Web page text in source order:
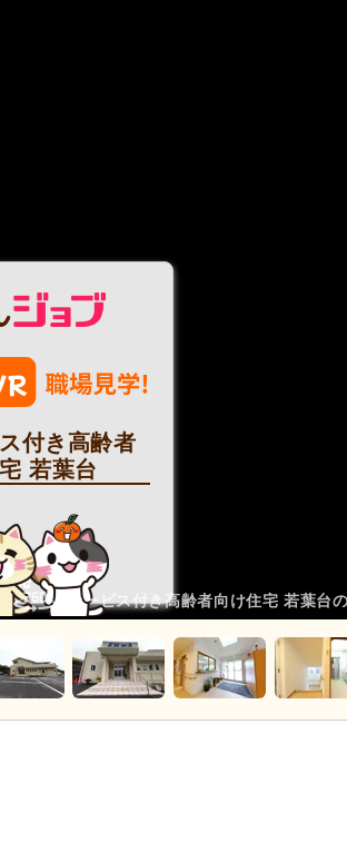
付き高齢者
若葉台
サービス付き高齢者向け住宅 若葉台